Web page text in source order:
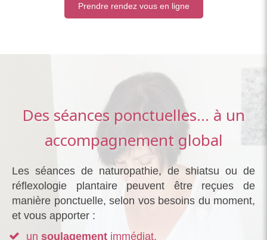
Prendre rendez vous en ligne
Des séances ponctuelles... à un
accompagnement global
Les séances de naturopathie, de shiatsu ou de
réflexologie plantaire peuvent être reçues de
manière ponctuelle, selon vos besoins du moment,
et vous apporter :
un soulagementimmédiat.